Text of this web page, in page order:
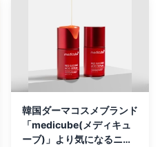
韓国ダーマコスメブランド
「medicube(メディキュ
ーブ)」より気になるニキ